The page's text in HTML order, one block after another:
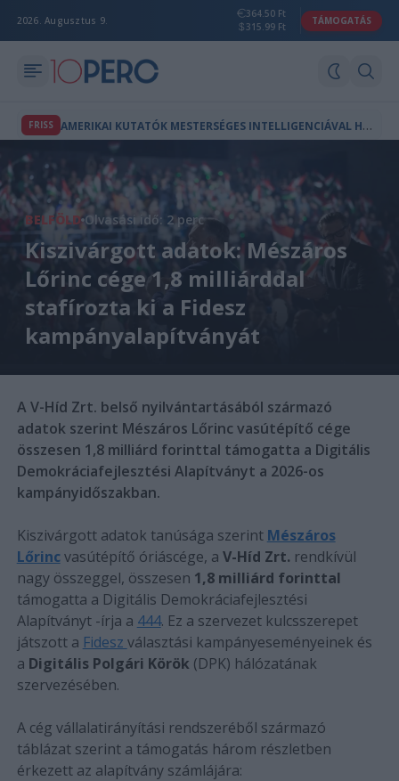
2026. Augusztus 9.
364.50 Ft
315.99 Ft
TÁMOGATÁS
FRISS A
MERIKAI KUTATÓK MESTERSÉGES INTELLIGENCIÁVAL HOZTAK LÉTRE A TERMÉSZETBEN NEM LÉTEZŐ VÍRUSOKAT
BELFÖLD Olvasási idő: 2 perc
Kiszivárgott adatok: Mészáros
Lőrinc cége 1,8 milliárddal
stafírozta ki a Fidesz
kampányalapítványát
A V-Híd Zrt. belső nyilvántartásából származó
adatok szerint Mészáros Lőrinc vasútépítő cége
összesen 1,8 milliárd forinttal támogatta a Digitális
Demokráciafejlesztési Alapítványt a 2026-os
kampányidőszakban.
Kiszivárgott adatok tanúsága szerint Mészáros
Lőrincvasútépítő óriáscége, a V-Híd Zrt. rendkívül
nagy összeggel, összesen 1,8 milliárd forinttal
támogatta a Digitális Demokráciafejlesztési
Alapítványt -írja a 444. Ez a szervezet kulcsszerepet
játszott a Fidesz választási kampányeseményeinek és
a Digitális Polgári Körök (DPK) hálózatának
szervezésében.
A cég vállalatirányítási rendszeréből származó
táblázat szerint a támogatás három részletben
érkezett az alapítvány számlájára: